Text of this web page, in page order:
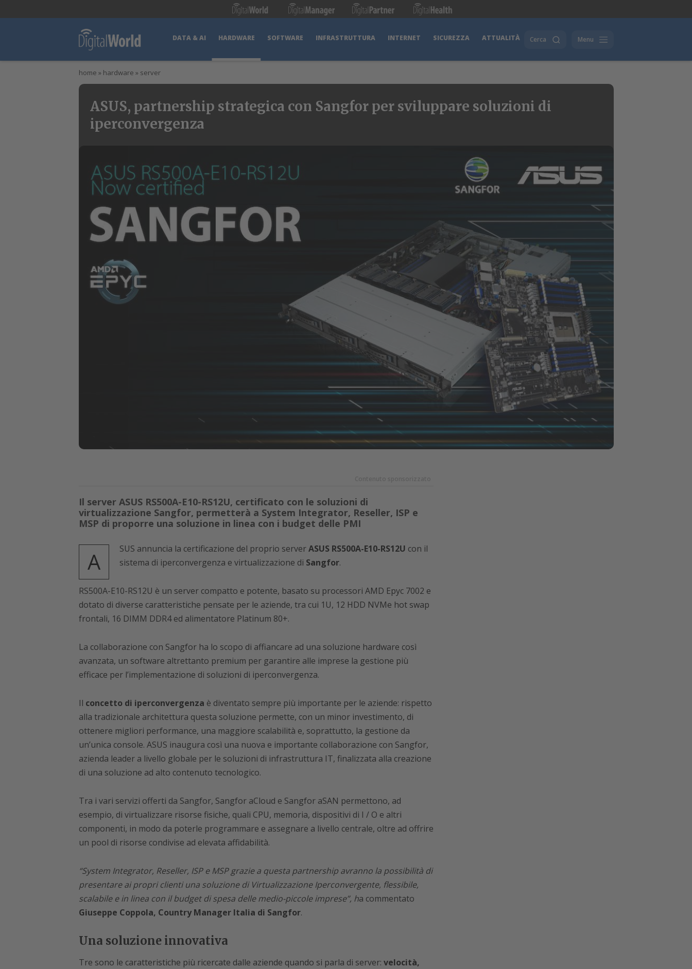
DATA & AI HARDWARE SOFTWARE INFRASTRUTTURA INTERNET SICUREZZA ATTUALITÀ Cerca Menu
home » hardware » server
ASUS, partnership strategica con Sangfor per sviluppare soluzioni di
iperconvergenza
Il server ASUS RS500A-E10-RS12U, certificato con le soluzioni di
virtualizzazione Sangfor, permetterà a System Integrator, Reseller, ISP e
MSP di proporre una soluzione in linea con i budget delle PMI
A SUS annuncia la certificazione del proprio serverASUS RS500A-E10-RS12U con il
sistema di iperconvergenza e virtualizzazione di Sangfor.
RS500A-E10-RS12U è un server compatto e potente, basato su processori AMD Epyc 7002 e
dotato di diverse caratteristiche pensate per le aziende, tra cui 1U, 12 HDD NVMe hot swap
frontali, 16 DIMM DDR4 ed alimentatore Platinum 80+.
La collaborazione con Sangfor ha lo scopo di affiancare ad una soluzione hardware così
avanzata, un software altrettanto premium per garantire alle imprese la gestione più
efficace per l’implementazione di soluzioni di iperconvergenza.
Il concetto di iperconvergenza è diventato sempre più importante per le aziende: rispetto
alla tradizionale architettura questa soluzione permette, con un minor investimento, di
ottenere migliori performance, una maggiore scalabilità e, soprattutto, la gestione da
un’unica console. ASUS inaugura così una nuova e importante collaborazione con Sangfor,
azienda leader a livello globale per le soluzioni di infrastruttura IT, finalizzata alla creazione
di una soluzione ad alto contenuto tecnologico.
Tra i vari servizi offerti da Sangfor, Sangfor aCloud e Sangfor aSAN permettono, ad
esempio, di virtualizzare risorse fisiche, quali CPU, memoria, dispositivi di I / O e altri
componenti, in modo da poterle programmare e assegnare a livello centrale, oltre ad offrire
un pool di risorse condivise ad elevata affidabilità.
“System Integrator, Reseller, ISP e MSP grazie a questa partnership avranno la possibilità di
presentare ai propri clienti una soluzione di Virtualizzazione Iperconvergente, flessibile,
scalabile e in linea con il budget di spesa delle medio-piccole imprese”, ha commentato
Giuseppe Coppola, Country Manager Italia di Sangfor.
Una soluzione innovativa
Tre sono le caratteristiche più ricercate dalle aziende quando si parla di server: velocità,